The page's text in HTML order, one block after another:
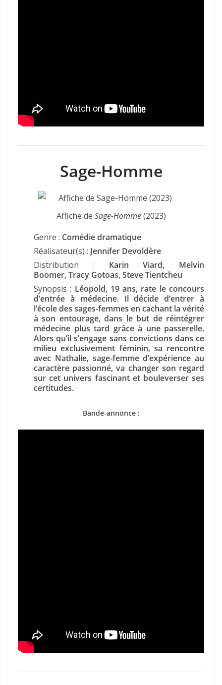
Sage-Homme
Affiche de Sage-Homme(2023)
Genre : Comédie dramatique
Réalisateur(s) : Jennifer Devoldère
Distribution : Karin Viard, Melvin
Boomer, Tracy Gotoas, Steve Tientcheu
Synopsis : Léopold, 19 ans, rate le concours
d’entrée à médecine. Il décide d’entrer à
l’école des sages-femmes en cachant la vérité
à son entourage, dans le but de réintégrer
médecine plus tard grâce à une passerelle.
Alors qu’il s’engage sans convictions dans ce
milieu exclusivement féminin, sa rencontre
avec Nathalie, sage-femme d’expérience au
caractère passionné, va changer son regard
sur cet univers fascinant et bouleverser ses
certitudes.
Bande-annonce :